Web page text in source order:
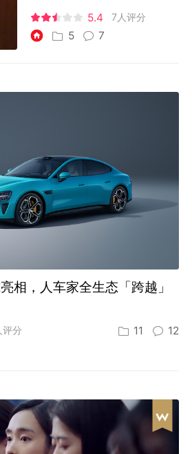
5.4 7人评分
5 7
相，人车家全生态「跨越」
评分 11 12